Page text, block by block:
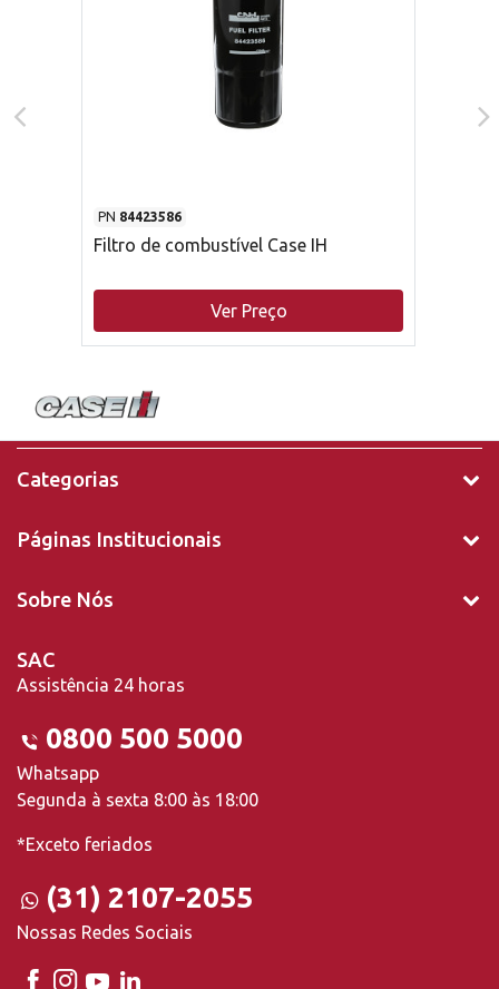
PN 84423586
Filtro de combustível Case IH
Ver Preço
Categorias
Páginas Institucionais
Sobre Nós
SAC
Assistência 24 horas
0800 500 5000
Whatsapp
Segunda à sexta 8:00 às 18:00
*Exceto feriados
(31) 2107-2055
Nossas Redes Sociais